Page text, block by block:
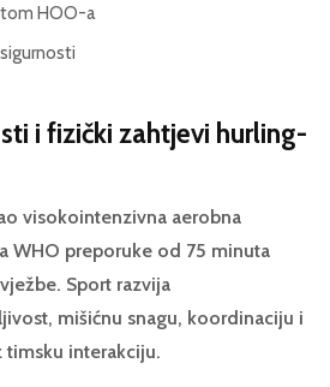
HOO-a
i fizički zahtjevi hurling-
visokointenzivna aerobna
WHO preporuke od 75 minuta
Sport razvija
mišićnu snagu, koordinaciju i
interakciju.